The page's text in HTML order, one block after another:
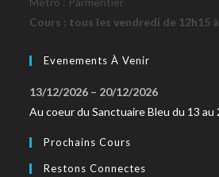
Cours : tous les vendredi de 12h15
Evenements À Venir
13/12/2026 – 20/12/2026
Au coeur du Sanctuaire Bleu du 13
Prochains Cours
Restons Connectes